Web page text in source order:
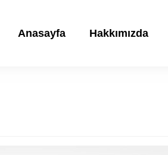
Anasayfa Hakkımızda